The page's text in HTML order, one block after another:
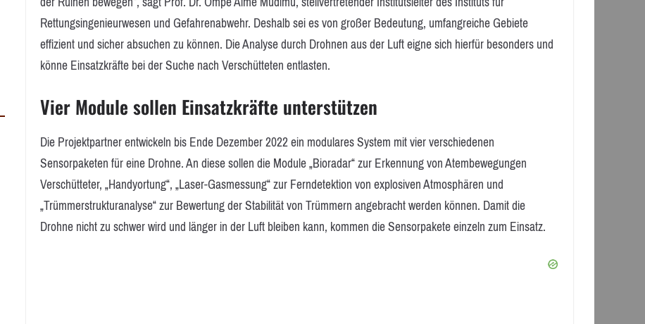
Rettungsingenieurwesen und Gefahrenabwehr. Deshalb sei es von großer Bedeutung, umfangreiche Gebiete
effizient und sicher absuchen zu können. Die Analyse durch Drohnen aus der Luft eigne sich hierfür besonders und
könne Einsatzkräfte bei der Suche nach Verschütteten entlasten.
Vier Module sollen Einsatzkräfte unterstützen
Die Projektpartner entwickeln bis Ende Dezember 2022 ein modulares System mit vier verschiedenen
Sensorpaketen für eine Drohne. An diese sollen die Module „Bioradar“ zur Erkennung von Atembewegungen
Verschütteter, „Handyortung“, „Laser-Gasmessung“ zur Ferndetektion von explosiven Atmosphären und
„Trümmerstrukturanalyse“ zur Bewertung der Stabilität von Trümmern angebracht werden können. Damit die
Drohne nicht zu schwer wird und länger in der Luft bleiben kann, kommen die Sensorpakete einzeln zum Einsatz.